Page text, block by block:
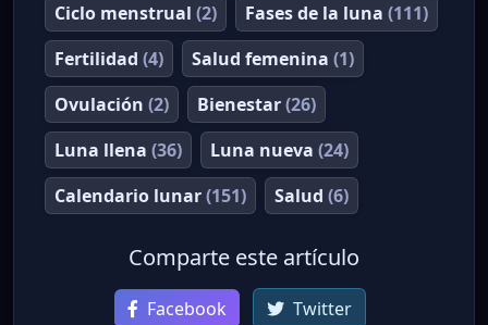
Ciclo menstrual (2) Fases de la luna (111)
Fertilidad (4) Salud femenina (1)
Ovulación (2) Bienestar(26)
Luna llena (36) Luna nueva (24)
Calendario lunar(151) Salud (6)
Comparte este artículo
Facebook Twitter